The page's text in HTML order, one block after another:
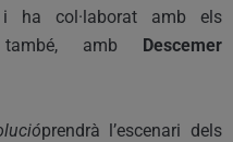
ha col·laborat amb els
amb Descemer
prendrà l’escenari dels